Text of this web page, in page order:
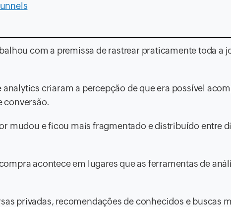
com a premissa de rastrear praticamente toda a
criaram a percepção de que era possível
conversão.
mudou e ficou mais fragmentado e distribuído entre
acontece em lugares que as ferramentas de
privadas, recomendações de conhecidos e buscas